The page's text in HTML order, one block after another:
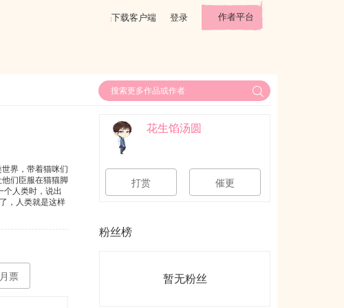
下载客户端 登录 作者平台
界，带着猫咪们
们臣服在猫猫脚
人类时，说出
，人类就是这样
李胜一脚跑了
票
花生馅汤圆
打赏 催更
粉丝榜
暂无粉丝